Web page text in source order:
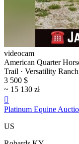
videocam
American Quarter
Trail · Versatility
3 500 $
~ 15 130 zł

Platinum Equine
US